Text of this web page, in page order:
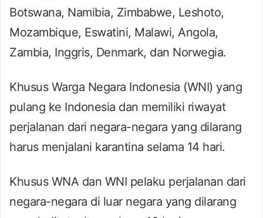
Botswana, Namibia, Zimbabwe, Leshoto,
Mozambique, Eswatini, Malawi, Angola,
Zambia, Inggris, Denmark, dan Norwegia.
Khusus Warga Negara Indonesia (WNI) yang
pulang ke Indonesia dan memiliki riwayat
perjalanan dari negara-negara yang dilarang
harus menjalani karantina selama 14 hari.
Khusus WNA dan WNI pelaku perjalanan dari
negara-negara di luar negara yang dilarang